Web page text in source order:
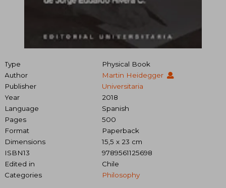
Type
Physical Book
Author
Martin Heidegger
Publisher
Universitaria
Year
2018
Language
Spanish
Pages
500
Format
Paperback
Dimensions
15,5 x 23 cm
ISBN13
9789561125698
Edited in
Chile
Categories
Philosophy